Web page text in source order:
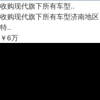
收购现代旗下所有车型..
收购现代旗下所有车型济南地
特..
￥6万